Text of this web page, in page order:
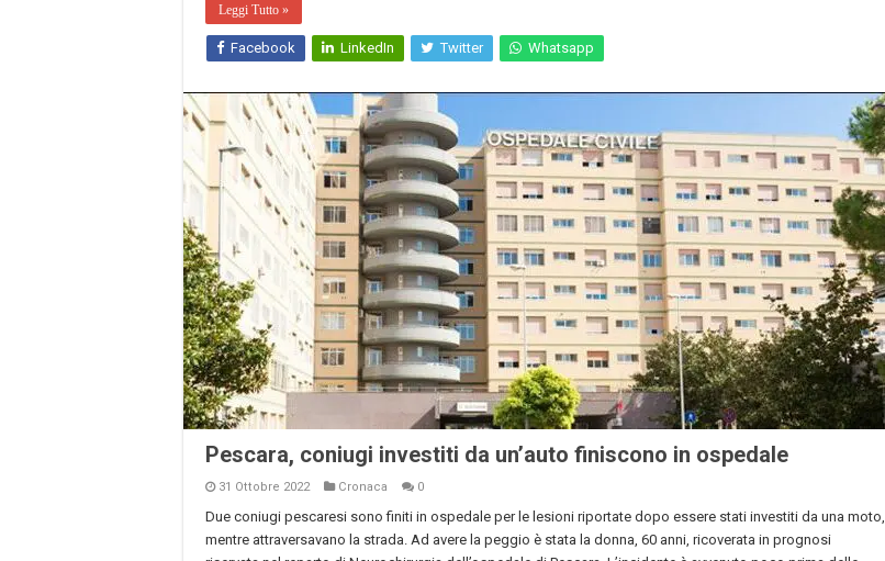
Leggi Tutto »
Facebook LinkedIn Twitter Whatsapp
Pescara, coniugi investiti da un’auto finiscono in ospedale
31 Ottobre 2022 Cronaca 0
Due coniugi pescaresi sono finiti in ospedale per le lesioni riportate dopo essere stati investiti da una moto,
mentre attraversavano la strada. Ad avere la peggio è stata la donna, 60 anni, ricoverata in prognosi